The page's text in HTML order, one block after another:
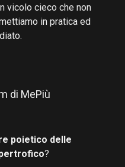
vicolo cieco che non
in pratica ed
di MePiù
poietico delle
?